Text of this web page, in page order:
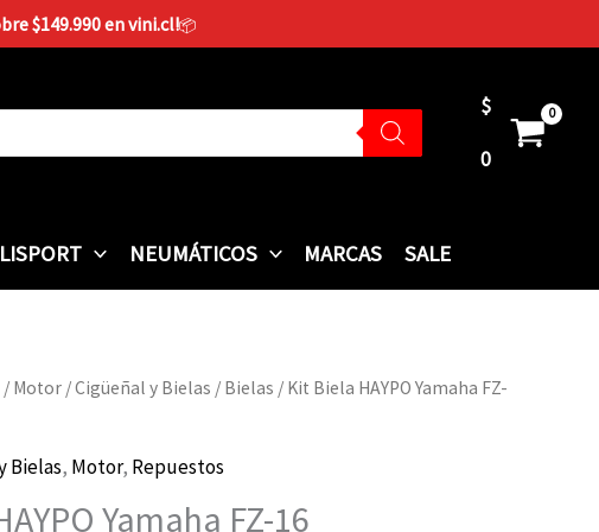
$149.990 en vini.cl!📦
$
0
NEUMÁTICOS MARCAS SALE
/ Motor /Cigüeñal y Bielas / Bielas / Kit Biela HAYPO Yamaha FZ-
Bielas, Motor, Repuestos
Yamaha FZ-16